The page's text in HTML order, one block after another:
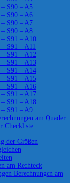
S90 – A5
S90 – A6
S90 – A7
S90 – A8
S91 – A10
S91 – A11
S91 – A12
S91 – A13
S91 – A14
S91 – A15
S91 – A16
S91 – A17
S91 – A18
S91 – A9
am Quader
Checkliste
der Größen
am Rechteck
Berechnungen am